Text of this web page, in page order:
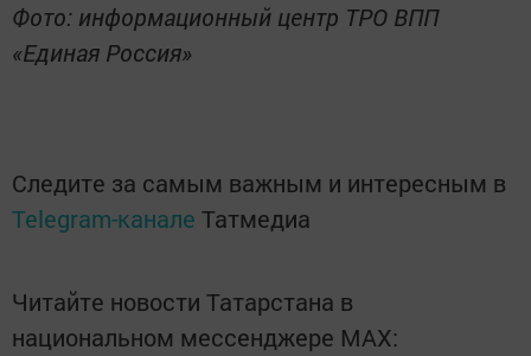
Фото: информационный центр ТРО ВПП
«Единая Россия»
Следите за самым важным и интересным в
Telegram-канале Татмедиа
Читайте новости Татарстана в
национальном мессенджере MАХ: